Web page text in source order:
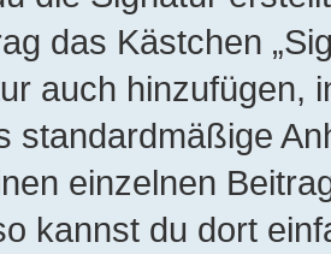
das Kästchen
auch hinzufügen,
standardmäßige
einzelnen
kannst du dort